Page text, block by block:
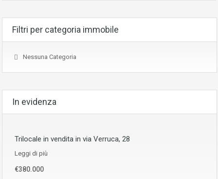
Filtri per categoria immobile
Nessuna Categoria
In evidenza
Trilocale in vendita in via Verruca, 28
Leggi di più
€380.000